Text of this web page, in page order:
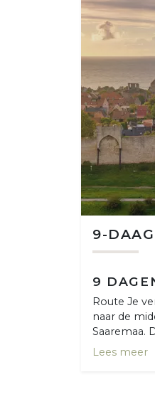
9-
9
Route Je
naar de
Saaremaa.
Lees meer